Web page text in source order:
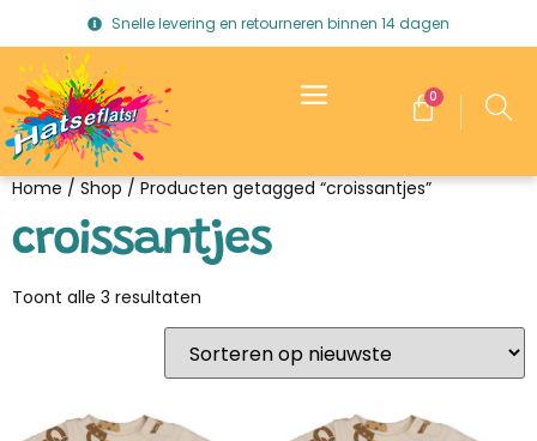
Snelle levering en retourneren binnen 14 dagen
0
Home/Shop/ Producten getagged “croissantjes”
croissantjes
Toont alle 3 resultaten